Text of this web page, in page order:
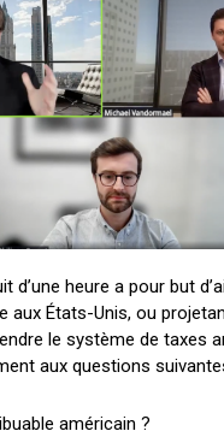
d’une heure a pour but
aux États-Unis, ou
le système de taxes
aux questions
américain ?